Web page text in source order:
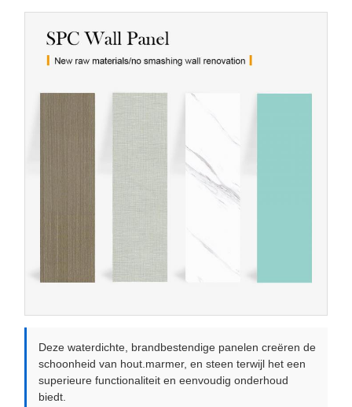
Deze waterdichte, brandbestendige panelen creëren de
schoonheid van hout.marmer, en steen terwijl het een
superieure functionaliteit en eenvoudig onderhoud
biedt.